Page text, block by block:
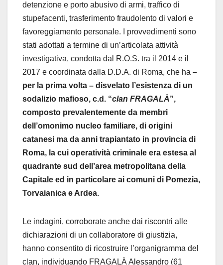
detenzione e porto abusivo di armi, traffico di
stupefacenti, trasferimento fraudolento di valori e
favoreggiamento personale. I provvedimenti sono
stati adottati a termine di un’articolata attività
investigativa, condotta dal R.O.S. tra il 2014 e il
2017 e coordinata dalla D.D.A. di Roma, che ha –
per la prima volta – disvelato l’esistenza di un
sodalizio mafioso, c.d. “clan FRAGALÀ”,
composto prevalentemente da membri
dell’omonimo nucleo familiare, di origini
catanesi ma da anni trapiantato in provincia di
Roma, la cui operatività criminale era estesa al
quadrante sud dell’area metropolitana della
Capitale ed in particolare ai comuni di Pomezia,
Torvaianica e Ardea.
Le indagini, corroborate anche dai riscontri alle
dichiarazioni di un collaboratore di giustizia,
hanno consentito di ricostruire l’organigramma del
clan, individuando FRAGALÀ Alessandro (61